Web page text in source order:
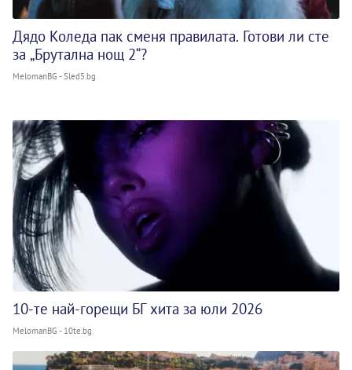
Дядо Коледа пак сменя правилата. Готови ли сте
за „Брутална нощ 2“?
MelomanBG - Sled5.bg
10-те най-горещи БГ хита за юли 2026
MelomanBG - 10te.bg